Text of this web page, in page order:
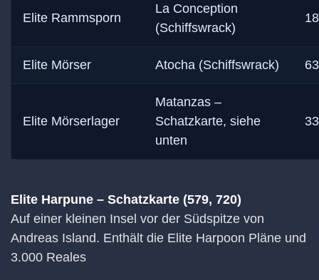
Elite Rammsporn
La Conception
(Schiffswrack)
Elite Mörser Atocha (Schiffswrack)
Elite Mörserlager
Matanzas –
Schatzkarte, siehe
unten
Elite Harpune – Schatzkarte (579, 720)
Auf einer kleinen Insel vor der Südspitze von
Andreas Island. Enthält die Elite Harpoon Pläne und
3.000 Reales